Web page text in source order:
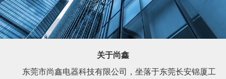
关于尚鑫
东莞市尚鑫电器科技有限公司，坐落于东莞长安锦厦工